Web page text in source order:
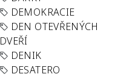
DEMOKRACIE
DEN OTEVŘENÝCH
DVEŘÍ
DENIK
DESATERO